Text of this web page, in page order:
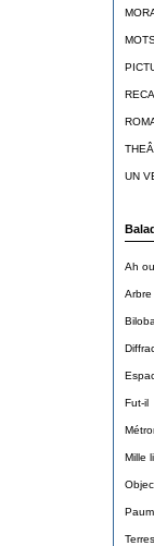
UN
Ah
Biloba
Fut-il
Mille